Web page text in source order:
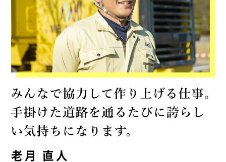
老月 直人